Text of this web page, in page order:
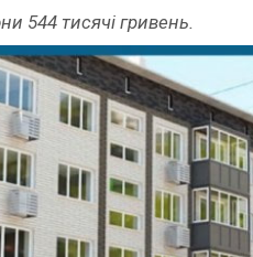
544 тисячі гривень.